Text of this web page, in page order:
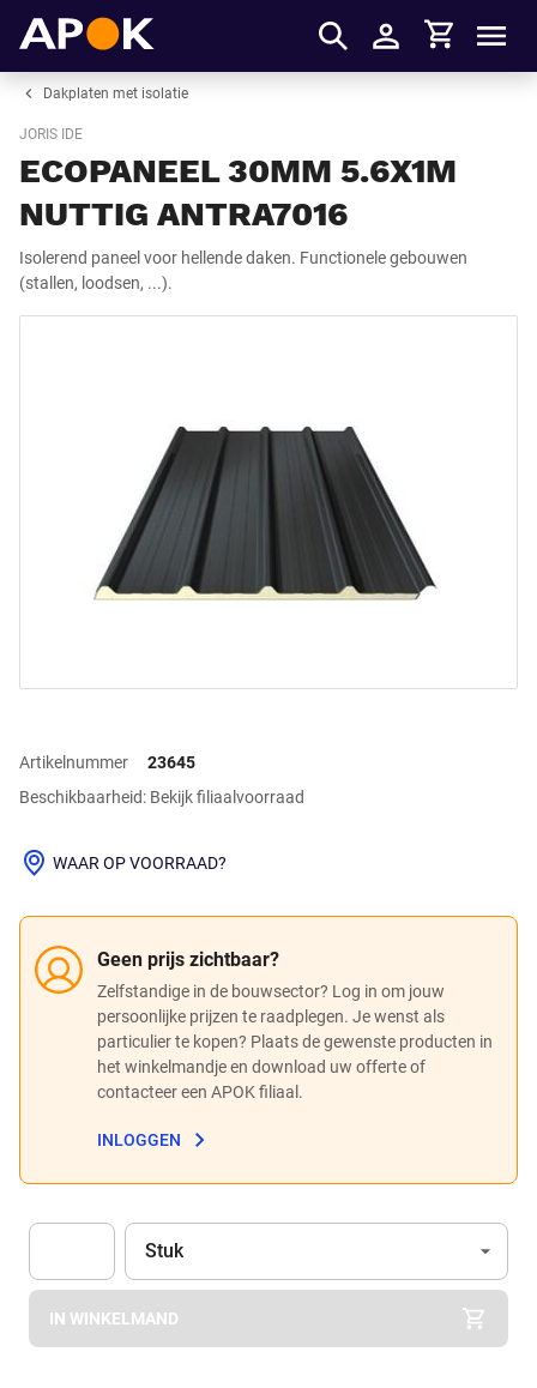
Inloggen
Winkelmandje
Dakplaten met isolatie
JORIS IDE
ECOPANEEL 30MM 5.6X1M
NUTTIG ANTRA7016
Isolerend paneel voor hellende daken. Functionele gebouwen
(stallen, loodsen, ...).
Artikelnummer
23645
Beschikbaarheid: Bekijk filiaalvoorraad
Geen prijs zichtbaar?
Zelfstandige in de bouwsector? Log in om jouw
persoonlijke prijzen te raadplegen. Je wenst als
particulier te kopen? Plaats de gewenste producten in
het winkelmandje en download uw offerte of
contacteer een APOK filiaal.
INLOGGEN
WAAR OP VOORRAAD?
Apok.Product.Detail.AddToCart.Quantity (Optioneel)
Eenheid
Stuk
IN WINKELMAND